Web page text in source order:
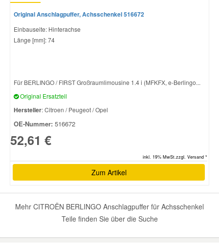
Original Anschlagpuffer, Achsschenkel 516672
Einbauseite: Hinterachse
Länge [mm]: 74
Für BERLINGO / FIRST Großraumlimousine 1.4 i (MFKFX, e-Berlingo...
Original Ersatzteil
Hersteller: Citroen / Peugeot / Opel
OE-Nummer: 516672
52,61 €
inkl. 19% MwSt.zzgl. Versand *
Zum Artikel
Mehr CITROËN BERLINGO Anschlagpuffer für Achsschenkel
Teile finden Sie über die Suche
Seat Ersatzteile